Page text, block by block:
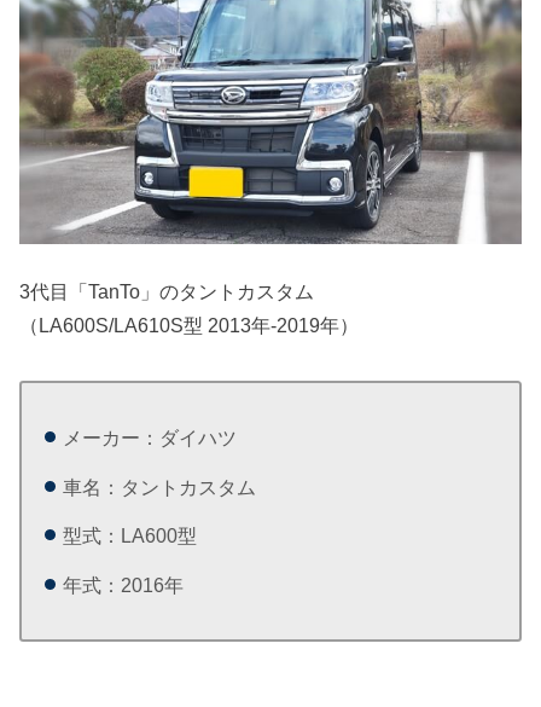
3代目「TanTo」のタントカスタム
（LA600S/LA610S型 2013年-2019年）
メーカー：ダイハツ
車名：タントカスタム
型式：LA600型
年式：2016年